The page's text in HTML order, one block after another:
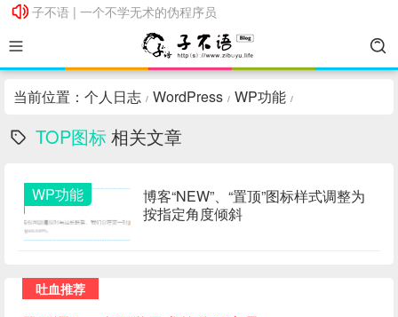
子不语 | 一个不学无术的伪程序员
子不语 | 一个不学无术的伪程序员
当前位置： 个人日志 / WordPress / WP功能 /
TOP图标相关文章
WP功能
博客“NEW”、“置顶”图标样式调整为
按指定角度倾斜
吐血推荐